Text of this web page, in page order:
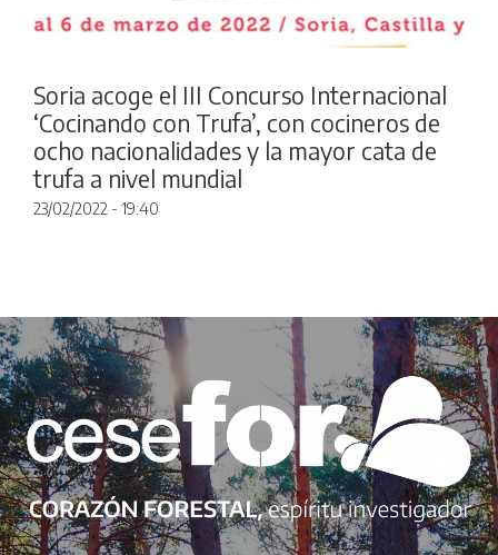
Soria acoge el III Concurso Internacional
‘Cocinando con Trufa’, con cocineros de
ocho nacionalidades y la mayor cata de
trufa a nivel mundial
23/02/2022 - 19:40